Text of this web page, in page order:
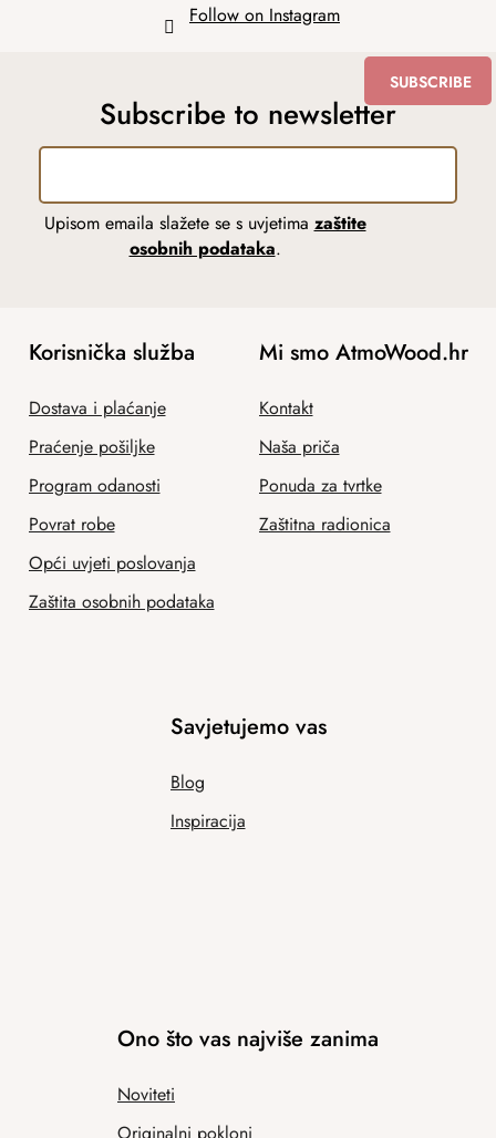
Follow on Instagram
Subscribe to newsletter
Upisom emaila slažete se s uvjetima zaštite
osobnih podataka.
SUBSCRIBE
Korisnička služba
Dostava i plaćanje
Praćenje pošiljke
Program odanosti
Povrat robe
Opći uvjeti poslovanja
Zaštita osobnih podataka
Mi smo AtmoWood.hr
Kontakt
Naša priča
Ponuda za tvrtke
Zaštitna radionica
Savjetujemo vas
Blog
Inspiracija
Ono što vas najviše zanima
Noviteti